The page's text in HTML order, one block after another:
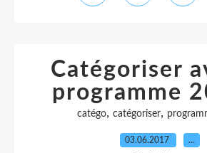
Catégoriser
programme
catégo, catégoriser,
03.06.2017 …